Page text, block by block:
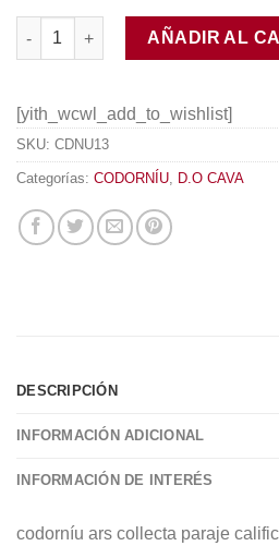
Codorníu Ars Collecta Paraje
AÑADIR AL
[yith_wcwl_add_to_wishlist]
SKU: CDNU13
Categorías: CODORNÍU, D.O CAVA
DESCRIPCIÓN
INFORMACIÓN ADICIONAL
INFORMACIÓN DE INTERÉS
codorníu ars collecta paraje